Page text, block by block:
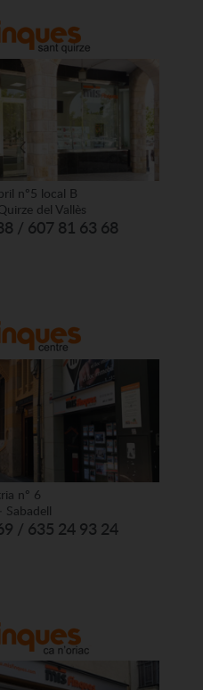
nº5 local B
del Vallès
/ 607 81 63 68
nº 6
Sabadell
/ 635 24 93 24